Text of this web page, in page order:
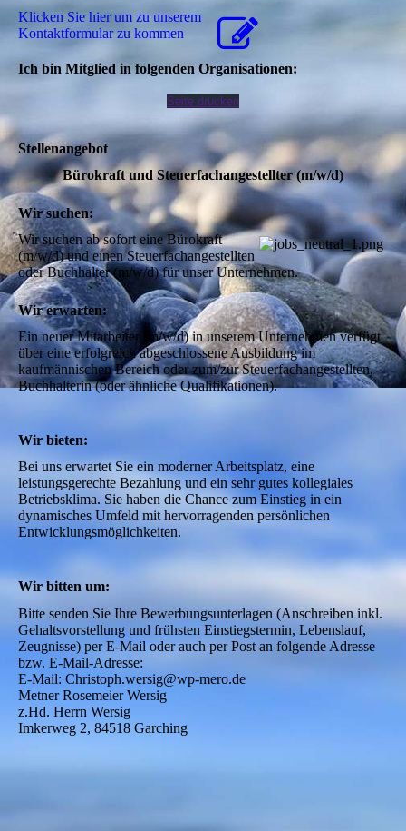
Klicken Sie hier um zu unserem
Kon­takt­for­mu­lar zu kommen
Ich bin Mitglied in folgenden Organisationen:
Seite drucken
Stellenangebot
Bürokraft und Steuerfachangestellter (m/w/d)
Wir suchen:
Wir suchen ab sofort eine Bürokraft
(m/w/d) und einen Steuerfachangestellten
oder Buchhalter (m/w/d) für unser Unternehmen.
Wir erwarten:
Ein neuer Mitarbeiter (m/w/d) in unserem Unternehmen verfügt
über eine erfolgreich abgeschlossene Ausbildung im
kaufmännischen Bereich oder zum/zur Steuerfachangestellten,
Buchhalterin (oder ähnliche Qualifikationen).
Wir bieten:
Bei uns erwartet Sie ein moderner Arbeitsplatz, eine
leistungsgerechte Bezahlung und ein sehr gutes kollegiales
Betriebsklima. Sie haben die Chance zum Einstieg in ein
dynamisches Umfeld mit hervorragenden persönlichen
Entwicklungsmöglichkeiten.
Wir bitten um:
Bitte senden Sie Ihre Bewerbungsunterlagen (Anschreiben inkl.
Gehaltsvorstellung und frühsten Einstiegstermin, Lebenslauf,
Zeugnisse) per E-Mail oder auch per Post an folgende Adresse
bzw. E-Mail-Adresse:
E-Mail: Christoph.wersig@wp-mero.de
Metner Rosemeier Wersig
z.Hd. Herrn Wersig
Imkerweg 2, 84518 Garching